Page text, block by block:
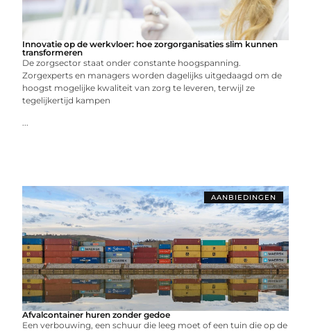
Innovatie op de werkvloer: hoe zorgorganisaties slim kunnen
transformeren
De zorgsector staat onder constante hoogspanning.
Zorgexperts en managers worden dagelijks uitgedaagd om de
hoogst mogelijke kwaliteit van zorg te leveren, terwijl ze
tegelijkertijd kampen
...
AANBIEDINGEN
Afvalcontainer huren zonder gedoe
Een verbouwing, een schuur die leeg moet of een tuin die op de